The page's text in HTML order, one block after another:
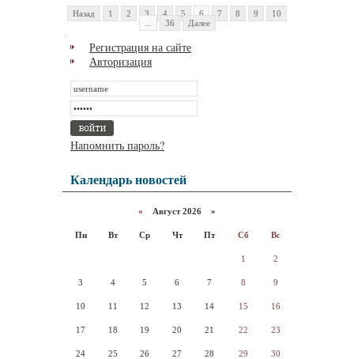
Назад 1 2 3 4 5 6 7 8 9
10
36 Далее
Регистрация на сайте
Авторизация
Напомнить пароль?
Календарь новостей
« Август 2026 »
Пн Вт Ср Чт Пт Сб Вс
1 2
3 4 5 6 7 8 9
10 11 12 13 14 15 16
17 18 19 20 21 22 23
24 25 26 27 28 29 30